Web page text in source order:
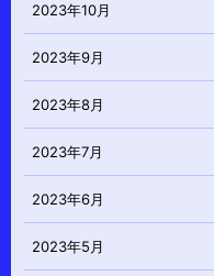
2023年10月
2023年9月
2023年8月
2023年7月
2023年6月
2023年5月